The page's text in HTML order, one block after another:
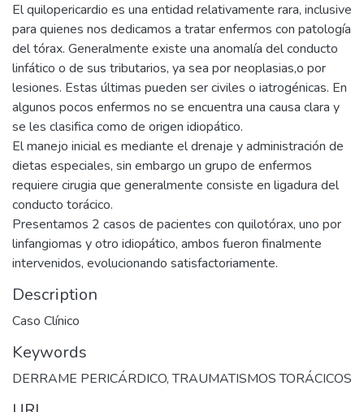
El quilopericardio es una entidad relativamente rara, inclusive
para quienes nos dedicamos a tratar enfermos con patología
del tórax. Generalmente existe una anomalía del conducto
linfático o de sus tributarios, ya sea por neoplasias,o por
lesiones. Estas últimas pueden ser civiles o iatrogénicas. En
algunos pocos enfermos no se encuentra una causa clara y
se les clasifica como de origen idiopático.
El manejo inicial es mediante el drenaje y administración de
dietas especiales, sin embargo un grupo de enfermos
requiere cirugia que generalmente consiste en ligadura del
conducto torácico.
Presentamos 2 casos de pacientes con quilotórax, uno por
linfangiomas y otro idiopático, ambos fueron finalmente
intervenidos, evolucionando satisfactoriamente.
Description
Caso Clínico
Keywords
DERRAME PERICÁRDICO,TRAUMATISMOS TORÁCICOS